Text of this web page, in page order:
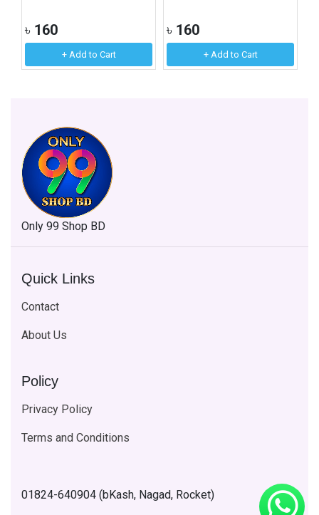
৳ 160
+ Add to Cart
৳ 160
+ Add to Cart
Only 99 Shop BD
Quick Links
Contact
About Us
Policy
Privacy Policy
Terms and Conditions
01824-640904 (bKash, Nagad, Rocket)